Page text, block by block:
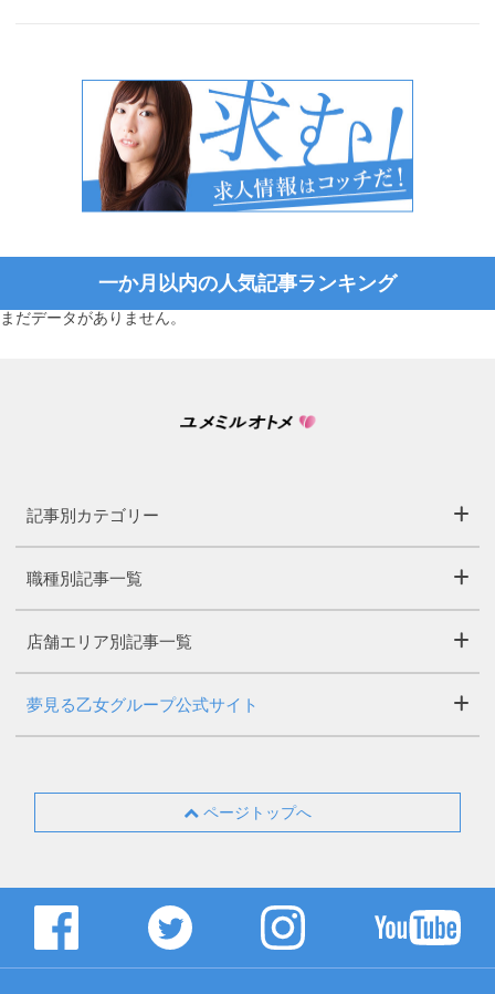
一か月以内の人気記事ランキング
まだデータがありません。
記事別カテゴリー
職種別記事一覧
店舗エリア別記事一覧
夢見る乙女グループ公式サイト
ページトップへ